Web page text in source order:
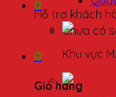
0
Chưa có
0
Giỏ hàng
Hỗ trợ khách
Khu vực